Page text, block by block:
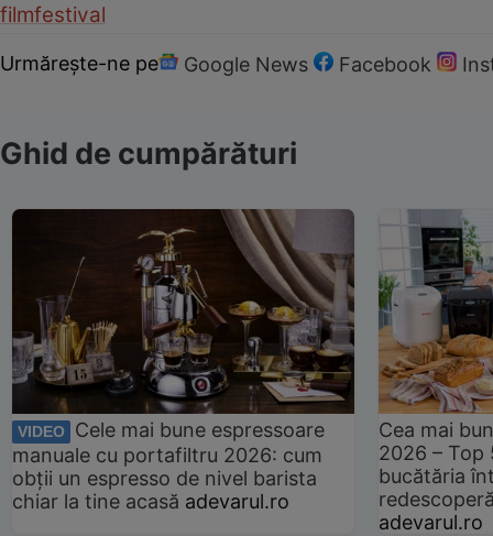
filmfestival
Urmărește-ne pe Google News Facebook
Ghid de cumpărături
VIDEO
Cele mai bune espressoare
manuale cu portafiltru 2026: cum
obții un espresso de nivel barista
chiar la tine acasă adevarul.ro
Cea mai
2026 –
bucătăria
adevarul.ro